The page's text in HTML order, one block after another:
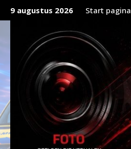
naar
9 augustus 2026 Start pagina